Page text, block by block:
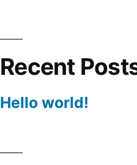
Recent
Hello world!